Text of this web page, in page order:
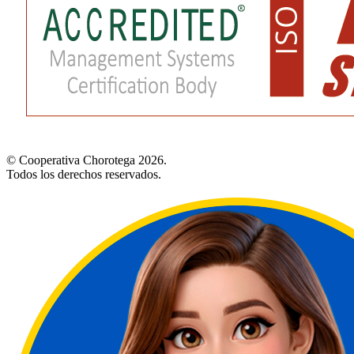
© Cooperativa Chorotega 2026.
Todos los derechos reservados.